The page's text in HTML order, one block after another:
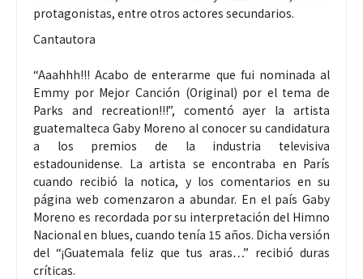
protagonistas, entre otros actores secundarios.
Cantautora
“Aaahhh!!! Acabo de enterarme que fui nominada al
Emmy por Mejor Canción (Original) por el tema de
Parks and recreation!!!”, comentó ayer la artista
guatemalteca Gaby Moreno al conocer su candidatura
a los premios de la industria televisiva
estadounidense. La artista se encontraba en París
cuando recibió la notica, y los comentarios en su
página web comenzaron a abundar. En el país Gaby
Moreno es recordada por su interpretación del Himno
Nacional en blues, cuando tenía 15 años. Dicha versión
del “¡Guatemala feliz que tus aras…” recibió duras
críticas.